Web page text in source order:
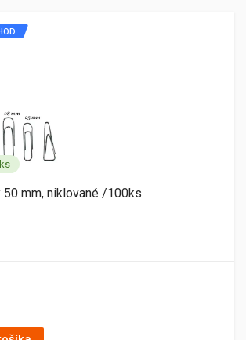
mm, niklované /100ks